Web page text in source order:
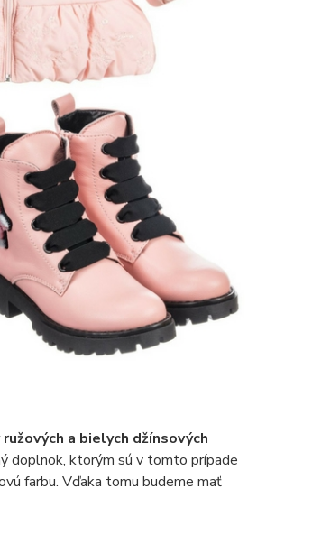
a bielych džínsových
doplnok, ktorým sú v tomto prípade
farbu. Vďaka tomu budeme mať